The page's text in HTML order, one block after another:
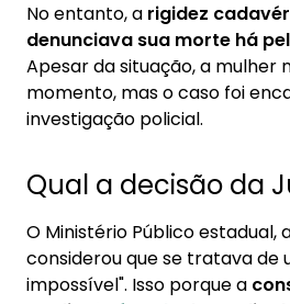
No entanto, a rigidez
denunciava sua morte há
Apesar da situação, a mulher
momento, mas o caso foi
investigação policial.
Qual a decisão da
O Ministério Público estadual,
considerou que se tratava de
impossível". Isso porque a